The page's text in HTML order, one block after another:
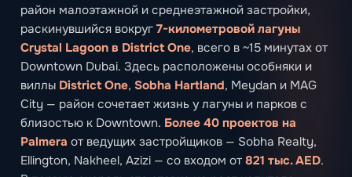
район малоэтажной и среднеэтажной застройки,
раскинувшийся вокруг 7-километровой лагуны
Crystal Lagoon в District One, всего в ~15 минутах от
Downtown Dubai. Здесь расположены особняки и
виллы District One, Sobha Hartland, Meydan и MAG
City — район сочетает жизнь у лагуны и парков с
близостью к Downtown. Более 40 проектов на
Palmera от ведущих застройщиков — Sobha Realty,
Ellington, Nakheel, Azizi — со входом от 821 тыс. AED.